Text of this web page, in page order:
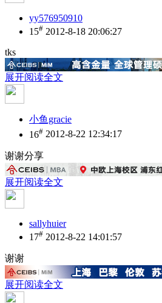
yy576950910
15# 2012-8-18 20:06:27
tks
展开阅读全文
小鱼gracie
16# 2012-8-22 12:34:17
谢谢分享
展开阅读全文
sallyhuier
17# 2012-8-22 14:01:57
谢谢
展开阅读全文